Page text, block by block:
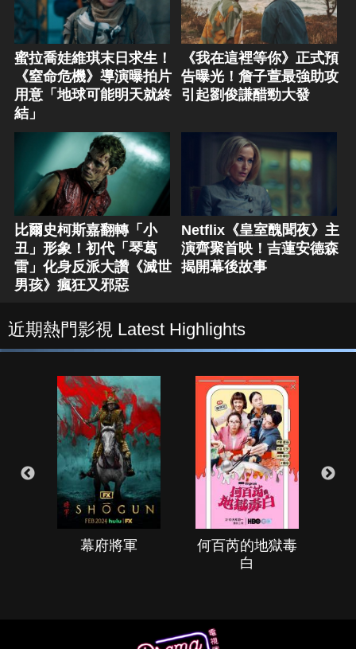
蜜拉喬娃維琪末日求生！
《窒命危機》導演曝拍片
用意「地球可能明天就終
結」
《我在這裡等你》正式預
告曝光！詹子萱最強助攻
引起劉俊謙醋勁大發
比爾史柯斯嘉翻轉「小
丑」形象！初代「琴葛
雷」化身反派大讚《滅世
男孩》瘋狂又邪惡
Netflix《皇室醜聞夜》主
演齊聚首映！吉蓮安德森
揭開幕後故事
近期熱門影視 Latest Highlights
幕府將軍
何百芮的地獄毒
白